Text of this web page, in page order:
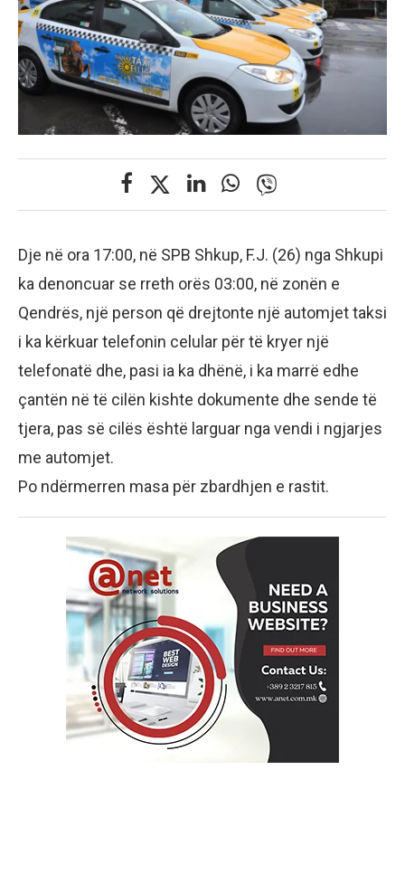
Dje në ora 17:00, në SPB Shkup, F.J. (26) nga Shkupi
ka denoncuar se rreth orës 03:00, në zonën e
Qendrës, një person që drejtonte një automjet taksi
i ka kërkuar telefonin celular për të kryer një
telefonatë dhe, pasi ia ka dhënë, i ka marrë edhe
çantën në të cilën kishte dokumente dhe sende të
tjera, pas së cilës është larguar nga vendi i ngjarjes
me automjet.
Po ndërmerren masa për zbardhjen e rastit.